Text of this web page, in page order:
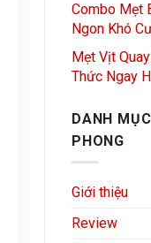
Combo Mẹt
Ngon Khó
Mẹt Vịt
Thức Ngay
DANH
PHONG
Giới thiệu
Review